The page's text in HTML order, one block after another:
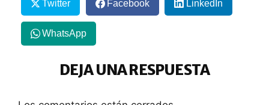
Twitter Facebook LinkedIn
WhatsApp
DEJA UNA RESPUESTA